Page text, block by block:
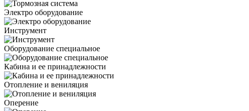
Электро оборудование
Инструмент
Оборудование специальное
Кабина и ее принадлежности
Отопление и вениляция
Оперение